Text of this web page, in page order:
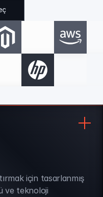
için tasarlanmış
ve teknoloji